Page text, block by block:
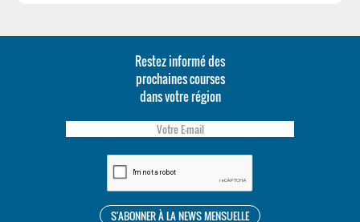
Restez informé des
prochaines courses
dans votre région